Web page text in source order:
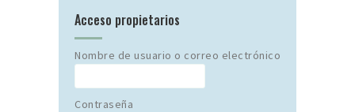
Acceso propietarios
Nombre de usuario o correo electrónico
Contraseña